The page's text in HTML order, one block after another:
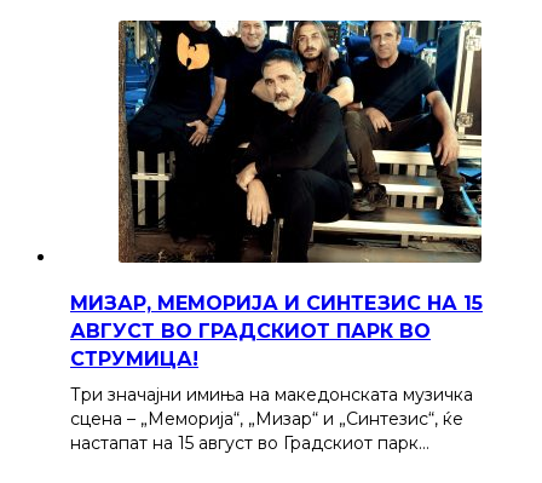
МИЗАР, МЕМОРИЈА И СИНТЕЗИС НА 15
АВГУСТ ВО ГРАДСКИОТ ПАРК ВО
СТРУМИЦА!
Три значајни имиња на македонската музичка
сцена – „Меморија“, „Мизар“ и „Синтезис“, ќе
настапат на 15 август во Градскиот парк…